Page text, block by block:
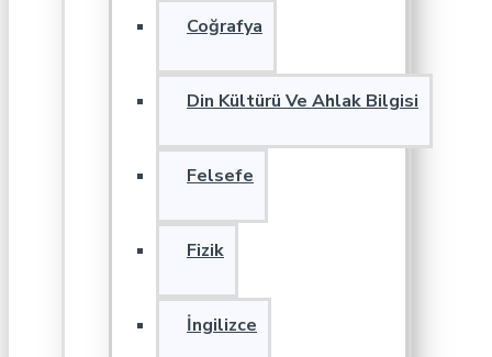
Coğrafya
Din Kültürü Ve Ahlak Bilgisi
Felsefe
Fizik
İngilizce